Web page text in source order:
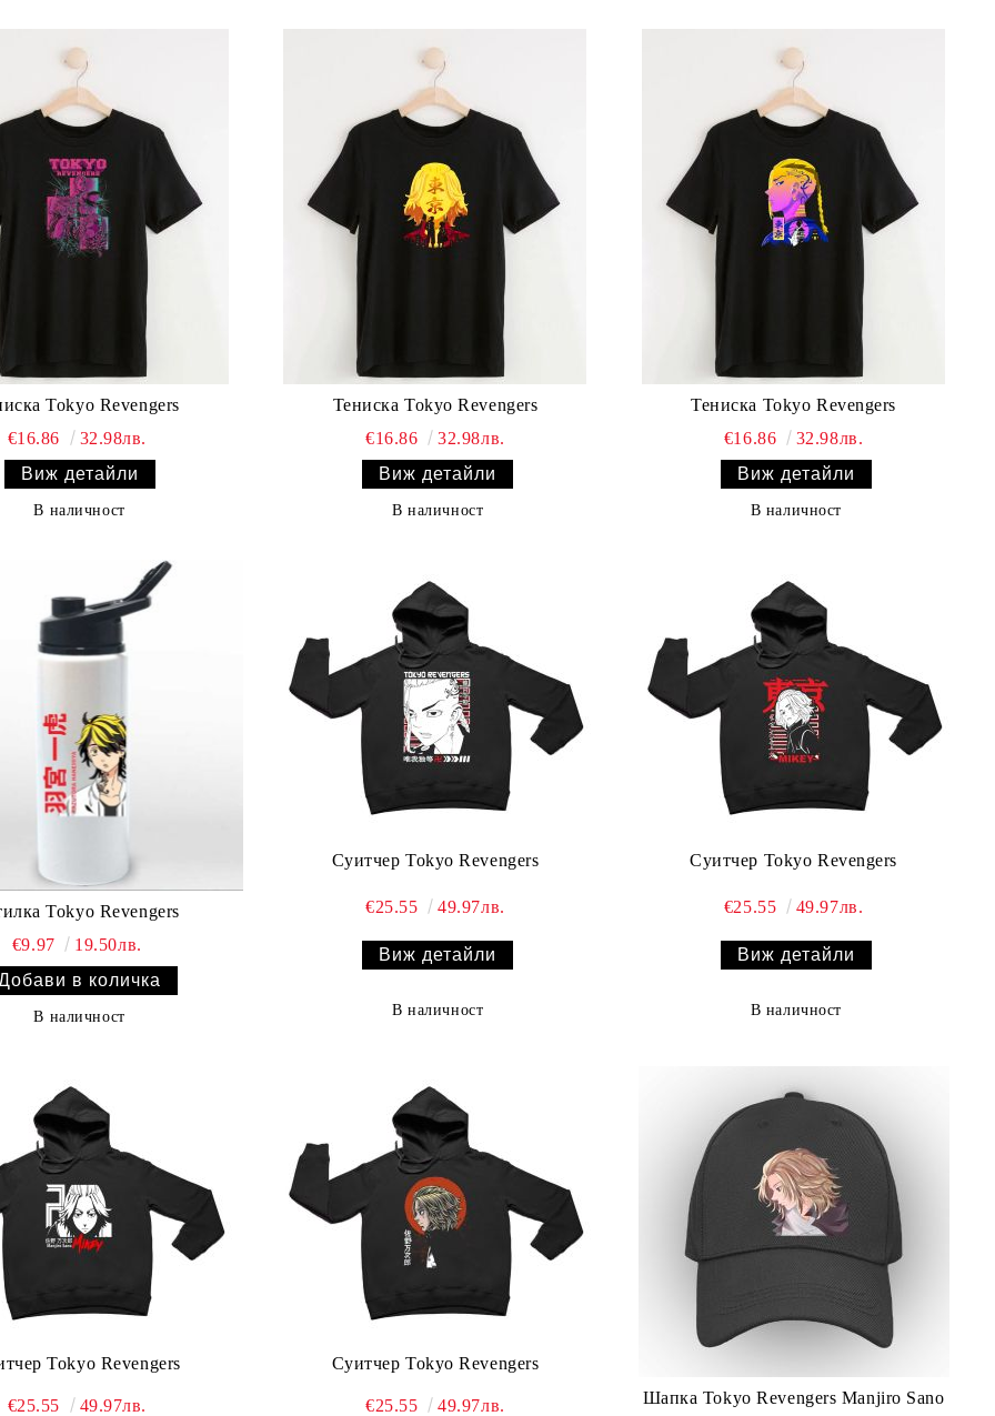
Tokyo Revengers
€16.86
32.98лв.
Виж детайли
В наличност
Тениска Tokyo Revengers
€16.86
32.98лв.
Виж детайли
В наличност
Тениска Tokyo Revengers
€16.86
32.98лв.
Виж детайли
В наличност
Tokyo Revengers
€9.97
19.50лв.
В наличност
Суитчер Tokyo Revengers
€25.55 49.97лв.
Виж детайли
В наличност
Суитчер Tokyo Revengers
€25.55 49.97лв.
Виж детайли
В наличност
Tokyo Revengers
€25.55 49.97лв.
Суитчер Tokyo Revengers
€25.55 49.97лв.
Шапка Tokyo Revengers Manjiro Sano